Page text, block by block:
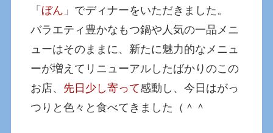
「ぼん 」でディナーをいただきました。
バラエティ豊かなもつ鍋や人気の一品メニ
ューはそのままに、新たに魅力的なメニュ
ーが増えてリニューアルしたばかりのこの
お店、 先日少し寄って感動し、今日はがっ
つりと色々と食べてきました（＾＾